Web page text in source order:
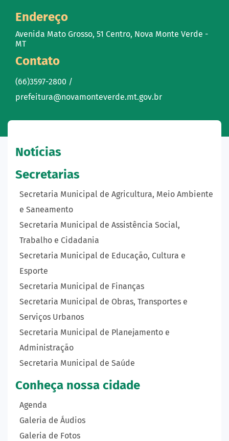
Endereço
Avenida Mato Grosso, 51 Centro, Nova Monte Verde -
MT
Contato
(66)3597-2800 /
prefeitura@novamonteverde.mt.gov.br
Notícias
Secretarias
Secretaria Municipal de Agricultura, Meio Ambiente
e Saneamento
Secretaria Municipal de Assistência Social,
Trabalho e Cidadania
Secretaria Municipal de Educação, Cultura e
Esporte
Secretaria Municipal de Finanças
Secretaria Municipal de Obras, Transportes e
Serviços Urbanos
Secretaria Municipal de Planejamento e
Administração
Secretaria Municipal de Saúde
Conheça nossa cidade
Agenda
Galeria de Áudios
Galeria de Fotos